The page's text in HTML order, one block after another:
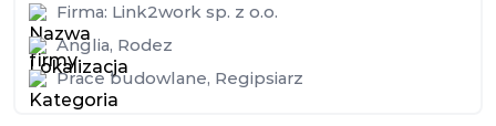
Firma: Link2work sp. z o.o.
Anglia, Rodez
Prace budowlane, Regipsiarz